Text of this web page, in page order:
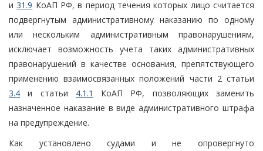
и31.9 КоАП РФ, в период течения которых лицо считается
подвергнутым административному наказанию по одному
или нескольким административным правонарушениям,
исключает возможность учета таких административных
правонарушений в качестве основания, препятствующего
применению взаимосвязанных положений части 2 статьи
3.4 и статьи 4.1.1
КоАП РФ, позволяющих заменить
назначенное наказание в виде административного штрафа
на предупреждение.
Как установлено судами и не опровергнуто